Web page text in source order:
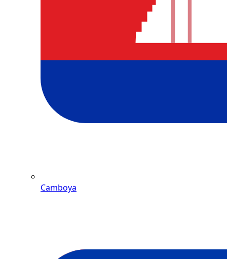
Camboya